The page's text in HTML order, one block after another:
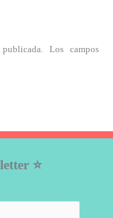
Los campos
⭐